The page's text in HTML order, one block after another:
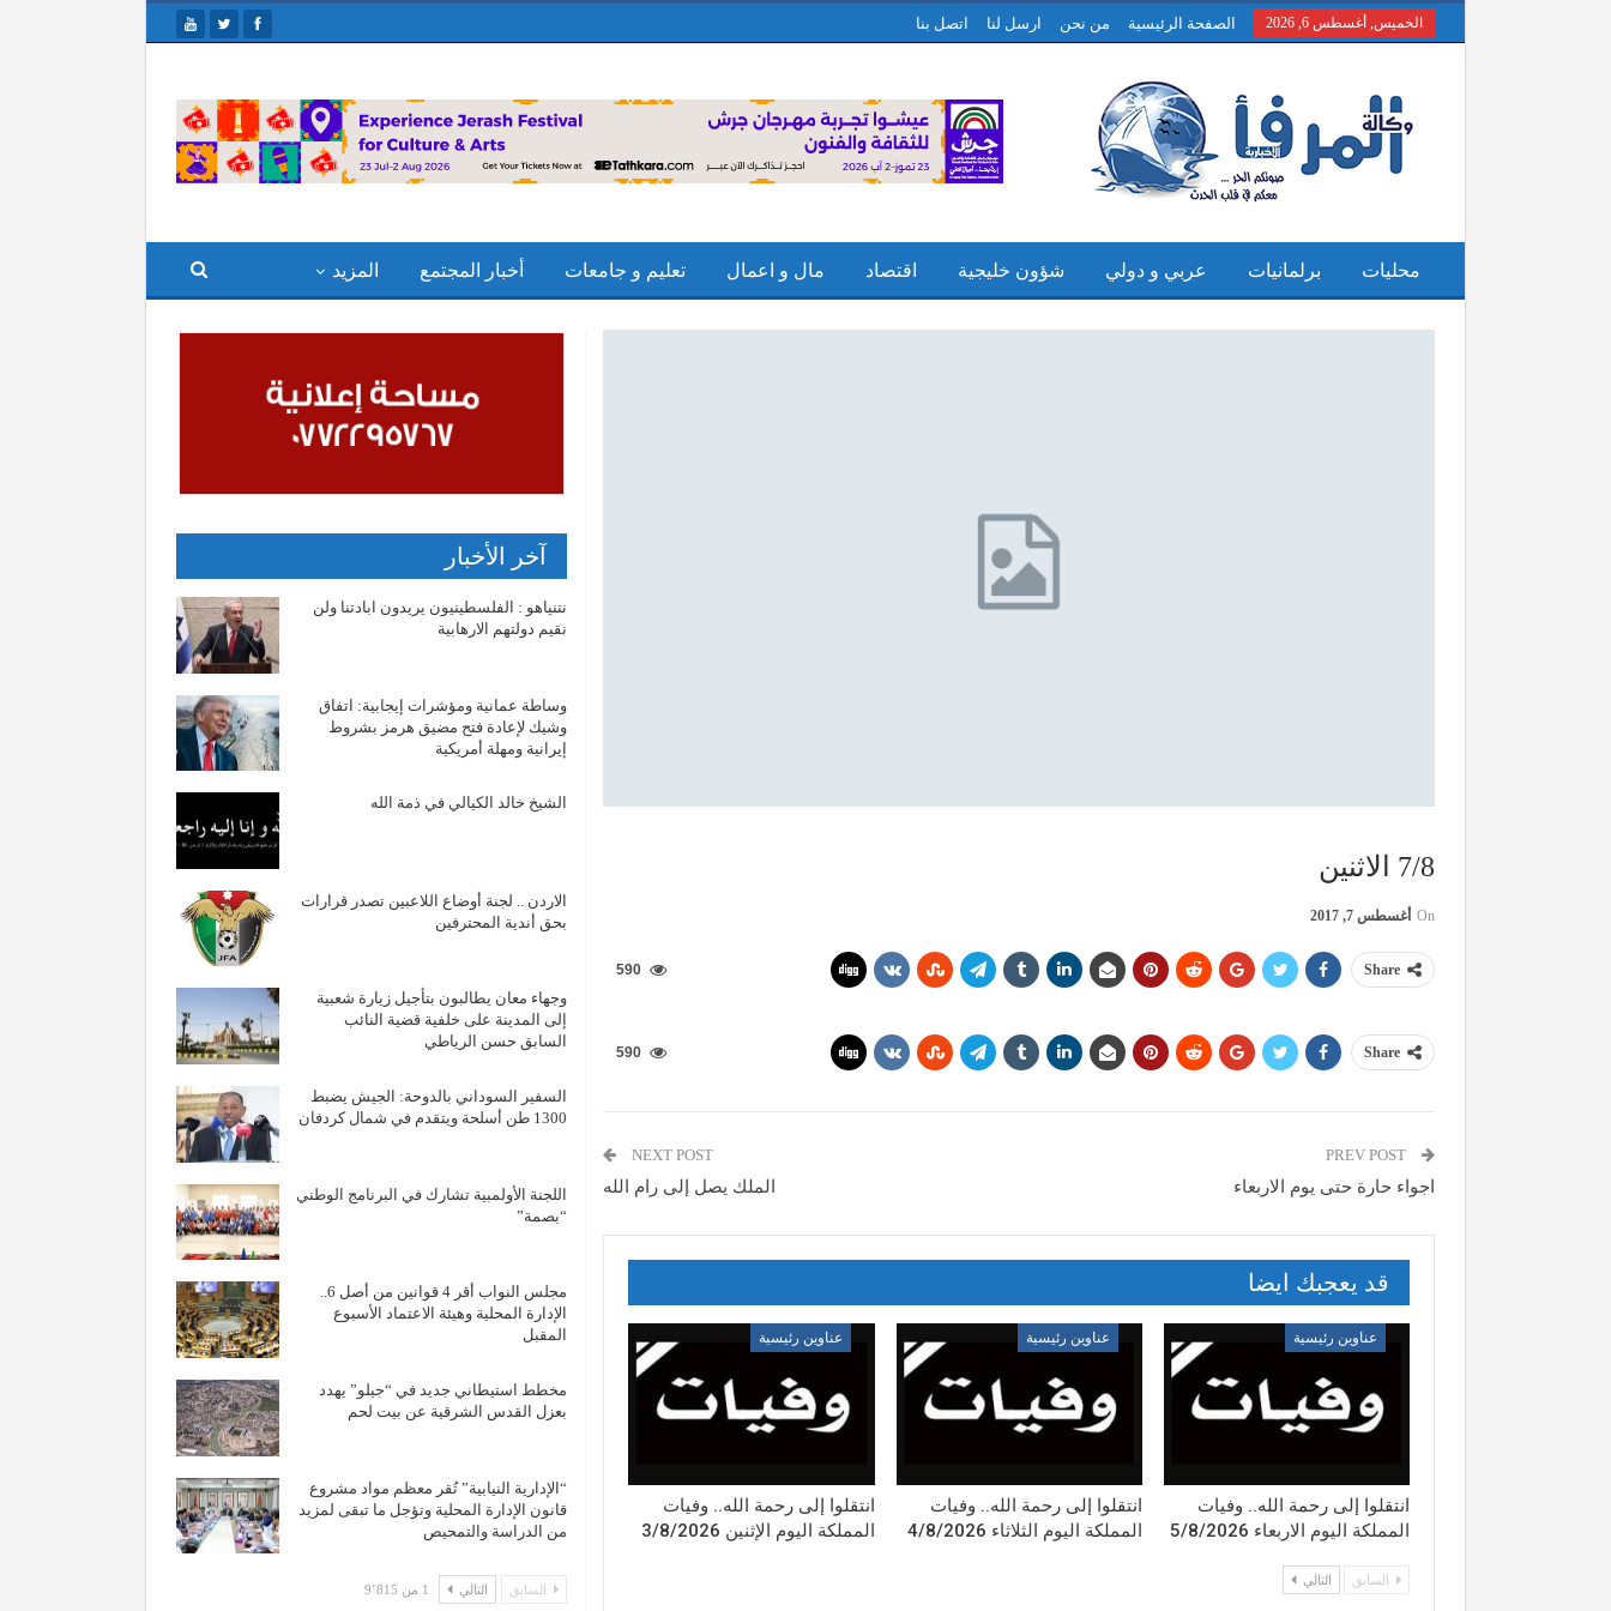
الخميس, أغسطس 6, 2026 الصفحة الرئيسية من نحن ارسل لنا اتصل بنا
محليات برلمانيات عربي و دولي شؤون خليجية اقتصاد مال و اعمال تعليم و جامعات أخبار المجتمع المزيد
7/8 الاثنين
On أغسطس 7, 2017
Share
590
Share
590
اجواء حارة حتى يوم الاربعاء
NEXT POST
الملك يصل إلى رام الله
قد يعجبك ايضا
عناوين رئيسية
انتقلوا إلى رحمة الله.. وفيات
المملكة اليوم الاربعاء 5/8/2026
عناوين رئيسية
انتقلوا إلى رحمة الله.. وفيات
المملكة اليوم الثلاثاء 4/8/2026
عناوين رئيسية
انتقلوا إلى رحمة الله.. وفيات
المملكة اليوم الإثنين 3/8/2026
السابق التالي
آخر الأخبار
نتنياهو : الفلسطينيون يريدون ابادتنا ولن
نقيم دولتهم الارهابية
وساطة عمانية ومؤشرات إيجابية: اتفاق
وشيك لإعادة فتح مضيق هرمز بشروط
إيرانية ومهلة أمريكية
الشيخ خالد الكيالي في ذمة الله
الاردن .. لجنة أوضاع اللاعبين تصدر قرارات
بحق أندية المحترفين
وجهاء معان يطالبون بتأجيل زيارة شعبية
إلى المدينة على خلفية قضية النائب
السابق حسن الرياطي
السفير السوداني بالدوحة: الجيش يضبط
1300 طن أسلحة ويتقدم في شمال كردفان
اللجنة الأولمبية تشارك في البرنامج الوطني
“بصمة”
مجلس النواب أقر 4 قوانين من أصل 6..
الإدارة المحلية وهيئة الاعتماد الأسبوع
المقبل
مخطط استيطاني جديد في “جيلو” يهدد
بعزل القدس الشرقية عن بيت لحم
“الإدارية النيابية” تُقر معظم مواد مشروع
قانون الإدارة المحلية وتؤجل ما تبقى لمزيد
من الدراسة والتمحيص
السابق التالي 1 من 9٬815